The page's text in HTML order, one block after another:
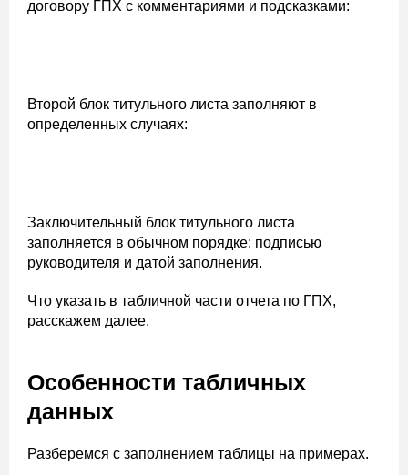
договору ГПХ с комментариями и подсказками:
Второй блок титульного листа заполняют в
определенных случаях:
Заключительный блок титульного листа
заполняется в обычном порядке: подписью
руководителя и датой заполнения.
Что указать в табличной части отчета по ГПХ,
расскажем далее.
Особенности табличных
данных
Разберемся с заполнением таблицы на примерах.